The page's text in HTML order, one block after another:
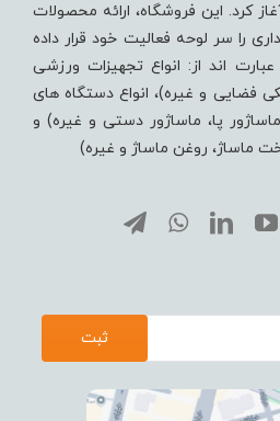
تاریخ 4 مرداد ماه 1389 آغاز کرد. این فروشگاه، ارائه محصولات
را سر لوحه فعالیت خود قرار داده
اند از: انواع تجهیزات ورزشی
فضایی و غیره)، انواع دستگاه های
پا، ماساژور دستی و غیره) و
ماساژ، روغن ماساژ و غیره)
ثبت